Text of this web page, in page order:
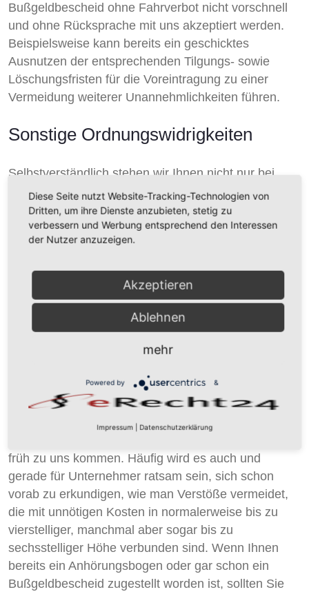
Bußgeldbescheid ohne Fahrverbot nicht vorschnell
und ohne Rücksprache mit uns akzeptiert werden.
Beispielsweise kann bereits ein geschicktes
Ausnutzen der entsprechenden Tilgungs- sowie
Löschungsfristen für die Voreintragung zu einer
Vermeidung weiterer Unannehmlichkeiten führen.
Sonstige Ordnungswidrigkeiten
Selbstverständlich stehen wir Ihnen nicht nur bei
bußgeldbewehrten Straßenverkehrsverstößen,
sondern auch gegen alle übrigen Beschuldigungen
wegen Ordnungswidrigkeiten bei. In zahlreichen
Rechtsbereichen finden sich Vorschriften, die
Abgabenordnung, im Urheber-, Wettbewerbs- und
Umweltrecht oder im Sozialrecht. Was wirksame
anwaltliche Maßnahmen zur Wahrung Ihrer Belange
betrifft, können wir weitgehend auf die Ausführungen
zum Strafrecht verweisen, auch weil die Vorschriften
daneben wichtige Unterschiede, mit denen wir als
erfahrene Kenner beider Fachgebiete vertraut sind.
früh zu uns kommen. Häufig wird es auch und
gerade für Unternehmer ratsam sein, sich schon
vorab zu erkundigen, wie man Verstöße vermeidet,
die mit unnötigen Kosten in normalerweise bis zu
vierstelliger, manchmal aber sogar bis zu
sechsstelliger Höhe verbunden sind. Wenn Ihnen
bereits ein Anhörungsbogen oder gar schon ein
Bußgeldbescheid zugestellt worden ist, sollten Sie
Diese Seite nutzt Website-Tracking-Technologien von
Dritten, um ihre Dienste anzubieten, stetig zu
verbessern und Werbung entsprechend den Interessen
der Nutzer anzuzeigen.
Akzeptieren
Ablehnen
mehr
Powered by &
Impressum Datenschutzerklärung